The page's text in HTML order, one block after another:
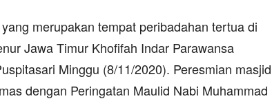
merupakan tempat peribadahan tertua di
Jawa Timur Khofifah Indar Parawansa
Minggu (8/11/2020). Peresmian masjid
dengan Peringatan Maulid Nabi Muhammad